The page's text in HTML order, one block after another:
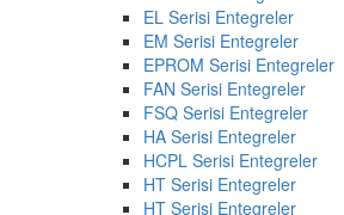
EL Serisi Entegreler
EM Serisi Entegreler
EPROM Serisi Entegreler
FAN Serisi Entegreler
FSQ Serisi Entegreler
HA Serisi Entegreler
HCPL Serisi Entegreler
HT Serisi Entegreler
HT Serisi Entegreler